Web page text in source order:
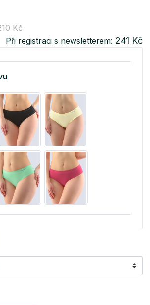
Kč
Při registraci s newsletterem: 241 Kč